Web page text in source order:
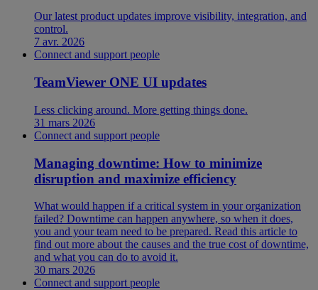
Our latest product updates improve visibility, integration, and
control.
7 avr. 2026
Connect and support people
TeamViewer ONE UI updates
Less clicking around. More getting things done.
31 mars 2026
Connect and support people
Managing downtime: How to minimize
disruption and maximize efficiency
What would happen if a critical system in your organization
failed? Downtime can happen anywhere, so when it does,
you and your team need to be prepared. Read this article to
find out more about the causes and the true cost of downtime,
and what you can do to avoid it.
30 mars 2026
Connect and support people